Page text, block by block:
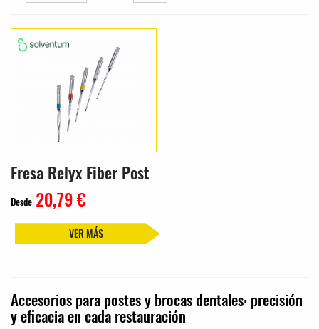
Fresa Relyx Fiber Post
Desde 20,79 €
VER MÁS
Accesorios para postes y brocas dentales: precisión
y eficacia en cada restauración